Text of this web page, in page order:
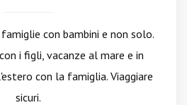
con bambini e non solo.
i figli, vacanze al mare e in
con la famiglia. Viaggiare
sicuri.